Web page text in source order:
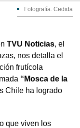
Fotografía: Cedida
TVU Noticias, el
nos detalla el
frutícola
“Mosca de la
Chile ha logrado
que viven los